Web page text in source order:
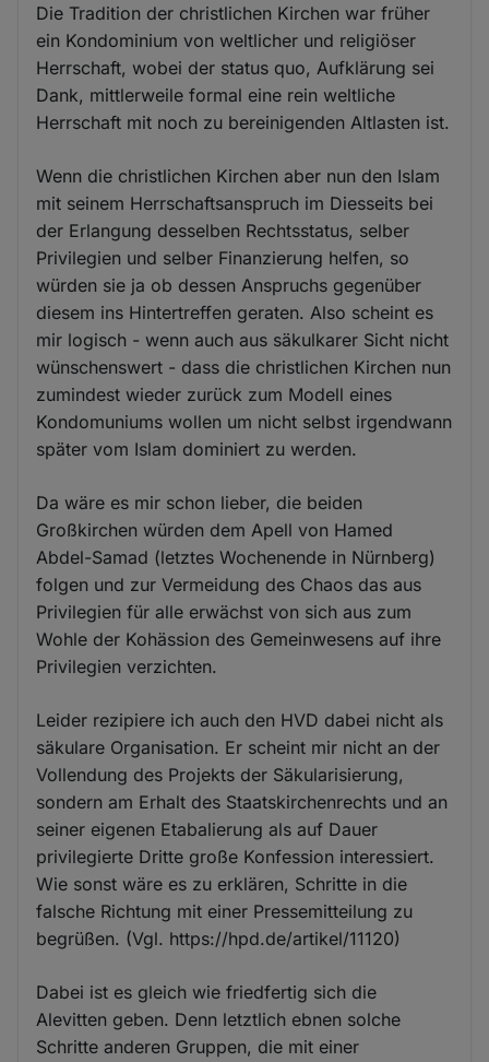
Die Tradition der christlichen Kirchen war früher
ein Kondominium von weltlicher und religiöser
Herrschaft, wobei der status quo, Aufklärung sei
Dank, mittlerweile formal eine rein weltliche
Herrschaft mit noch zu bereinigenden Altlasten ist.
Wenn die christlichen Kirchen aber nun den Islam
mit seinem Herrschaftsanspruch im Diesseits bei
der Erlangung desselben Rechtsstatus, selber
Privilegien und selber Finanzierung helfen, so
würden sie ja ob dessen Anspruchs gegenüber
diesem ins Hintertreffen geraten. Also scheint es
mir logisch - wenn auch aus säkulkarer Sicht nicht
wünschenswert - dass die christlichen Kirchen nun
zumindest wieder zurück zum Modell eines
Kondomuniums wollen um nicht selbst irgendwann
später vom Islam dominiert zu werden.
Da wäre es mir schon lieber, die beiden
Großkirchen würden dem Apell von Hamed
Abdel-Samad (letztes Wochenende in Nürnberg)
folgen und zur Vermeidung des Chaos das aus
Privilegien für alle erwächst von sich aus zum
Wohle der Kohässion des Gemeinwesens auf ihre
Privilegien verzichten.
Leider rezipiere ich auch den HVD dabei nicht als
säkulare Organisation. Er scheint mir nicht an der
Vollendung des Projekts der Säkularisierung,
sondern am Erhalt des Staatskirchenrechts und an
seiner eigenen Etabalierung als auf Dauer
privilegierte Dritte große Konfession interessiert.
Wie sonst wäre es zu erklären, Schritte in die
falsche Richtung mit einer Pressemitteilung zu
begrüßen. (Vgl. https://hpd.de/artikel/11120)
Dabei ist es gleich wie friedfertig sich die
Alevitten geben. Denn letztlich ebnen solche
Schritte anderen Gruppen, die mit einer